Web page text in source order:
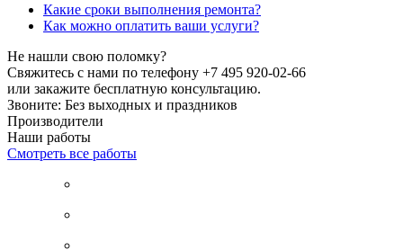
Какие сроки выполнения ремонта?
Как можно оплатить ваши услуги?
Не нашли свою поломку?
Свяжитесь с нами по телефону +7 495 920-02-66
или закажите бесплатную консультацию.
Звоните: Без выходных и праздников
Производители
Наши работы
Смотреть все работы